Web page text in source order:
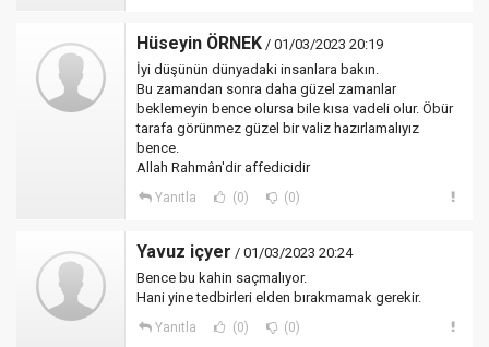
Hüseyin ÖRNEK / 01/03/2023 20:19
İyi düşünün dünyadaki insanlara bakın.
Bu zamandan sonra daha güzel zamanlar
beklemeyin bence olursa bile kısa vadeli olur. Öbür
tarafa görünmez güzel bir valiz hazırlamalıyız
bence.
Allah Rahmân'dir affedicidir
Yanıtla (0) (0)
Yavuz içyer / 01/03/2023 20:24
Bence bu kahin saçmalıyor.
Hani yine tedbirleri elden bırakmamak gerekir.
Yanıtla (0) (0)